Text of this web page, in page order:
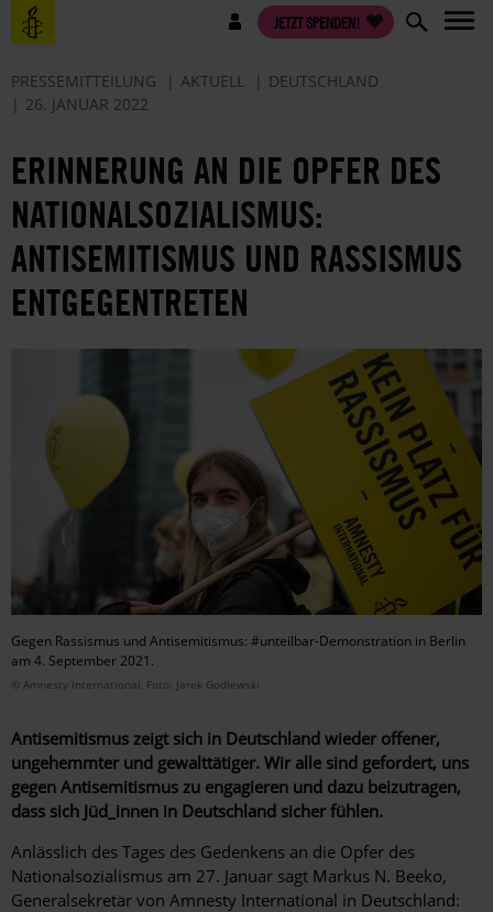
Direkt
zum
Benutzermenü JETZT SPENDEN!
PRESSEMITTEILUNG AKTUELL
DEUTSCHLAND
26. JANUAR 2022
ERINNERUNG AN DIE OPFER DES
NATIONALSOZIALISMUS:
ANTISEMITISMUS UND RASSISMUS
ENTGEGENTRETEN
Gegen Rassismus und Antisemitismus: #unteilbar-Demonstration in Berlin
am 4. September 2021.
© Amnesty International, Foto: Jarek Godlewski
Antisemitismus zeigt sich in Deutschland wieder offener,
ungehemmter und gewalttätiger. Wir alle sind gefordert, uns
gegen Antisemitismus zu engagieren und dazu beizutragen,
dass sich Jüd_innen in Deutschland sicher fühlen.
Anlässlich des Tages des Gedenkens an die Opfer des
Nationalsozialismus am 27. Januar sagt Markus N. Beeko,
Generalsekretär von Amnesty International in Deutschland: